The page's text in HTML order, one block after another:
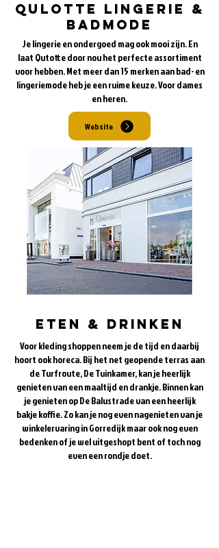
Qulotte Lingerie &
Badmode
Je lingerie en ondergoed mag ook mooi zijn. En
laat Qutotte door nou het perfecte assortiment
voor hebben. Met meer dan 15 merken aan bad- en
lingeriemode heb je een ruime keuze. Voor dames
en heren.
Website
eten & drinken
Voor kleding shoppen neem je de tijd en daarbij
hoort ook horeca. Bij het net geopende terras aan
de Turfroute, De Tuinkamer, kan je heerlijk
genieten van een maaltijd en drankje. Binnen kan
je genieten op De Balustrade van een heerlijk
bakje koffie. Zo kan je nog even nagenieten van je
winkelervaring in Gorredijk maar ook nog even
bedenken of je wel uitgeshopt bent of toch nog
even een rondje doet.